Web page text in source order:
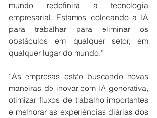
mundo redefinirá a tecnologia
empresarial. Estamos colocando a IA
para trabalhar para eliminar os
obstáculos em qualquer setor, em
qualquer lugar do mundo.”
“As empresas estão buscando novas
maneiras de inovar com IA generativa,
otimizar fluxos de trabalho importantes
e melhorar as experiências diárias dos